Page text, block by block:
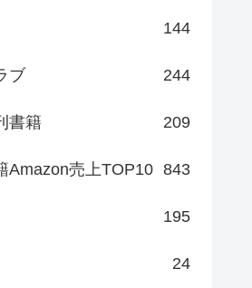
144
ブ 244
書籍 209
Amazon売上TOP10 843
195
24